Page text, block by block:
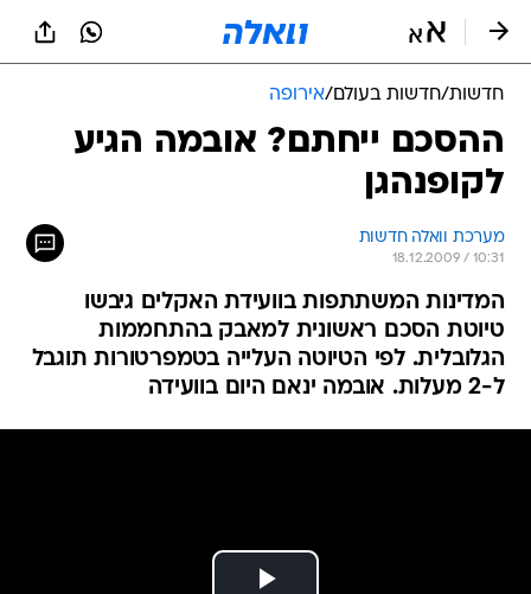
חדשות/חדשות בעולם/אירופה
ההסכם ייחתם? אובמה הגיע
לקופנהגן
מערכת וואלה חדשות
18.12.2009 / 10:31
המדינות המשתתפות בוועידת האקלים גיבשו
טיוטת הסכם ראשונית למאבק בהתחממות
הגלובלית. לפי הטיוטה העלייה בטמפרטורות תוגבל
ל-2 מעלות. אובמה ינאם היום בוועידה